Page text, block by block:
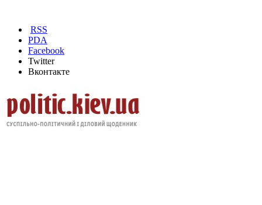
RSS
PDA
Facebook
Twitter
Вконтакте